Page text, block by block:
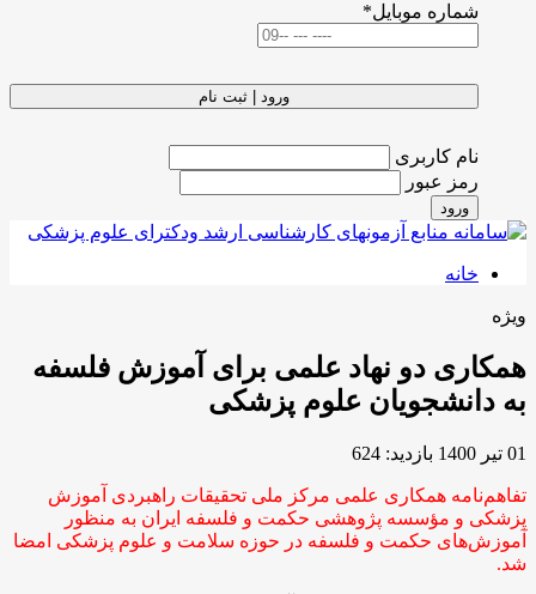
شماره موبایل*
ورود | ثبت نام
نام کاربری
رمز عبور
ورود
خانه
ویژه
همکاری دو نهاد علمی برای آموزش‌ فلسفه
به دانشجویان علوم پزشکی
01 تیر 1400 بازدید: 624
تفاهم‌نامه همکاری علمی مرکز ملی تحقیقات راهبردی آموزش
پزشکی و مؤسسه پژوهشی حکمت و فلسفه ایران به منظور
آموزش‌های حکمت و فلسفه در حوزه سلامت و علوم پزشکی امضا
شد.